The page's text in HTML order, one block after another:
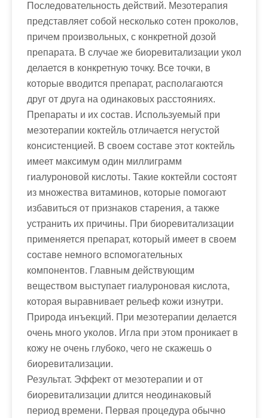
Последовательность действий. Мезотерапия
представляет собой несколько сотен проколов,
причем произвольных, с конкретной дозой
препарата. В случае же биоревитализации укол
делается в конкретную точку. Все точки, в
которые вводится препарат, располагаются
друг от друга на одинаковых расстояниях.
Препараты и их состав. Используемый при
мезотерапии коктейль отличается негустой
консистенцией. В своем составе этот коктейль
имеет максимум один миллиграмм
гиалуроновой кислоты. Такие коктейли состоят
из множества витаминов, которые помогают
избавиться от признаков старения, а также
устранить их причины. При биоревитализации
применяется препарат, который имеет в своем
составе немного вспомогательных
компонентов. Главным действующим
веществом выступает гиалуроновая кислота,
которая выравнивает рельеф кожи изнутри.
Природа инъекций. При мезотерапии делается
очень много уколов. Игла при этом проникает в
кожу не очень глубоко, чего не скажешь о
биоревитализации.
Результат. Эффект от мезотерапии и от
биоревитализации длится неодинаковый
период времени. Первая процедура обычно